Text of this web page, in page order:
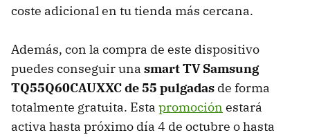
coste adicional en tu tienda más cercana.
Además, con la compra de este dispositivo
puedes conseguir una smart TV Samsung
TQ55Q60CAUXXC de 55 pulgadas de forma
totalmente gratuita. Esta promoción estará
activa hasta próximo día 4 de octubre o hasta